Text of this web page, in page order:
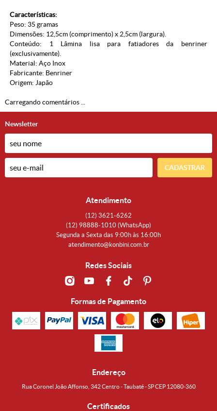
Características:
Peso: 35 gramas
Dimensões: 12,5cm (comprimento) x 2,5cm (largura).
Conteúdo: 1 Lâmina lisa para fatiadores da benriner
(exclusivamente).
Material: Aço Inox
Fabricante: Benriner
Origem: Japão
Carregando comentários ...
Newsletter
CADASTRAR
Atendimento
(12) 3621-6262
(12) 98888-1010 (WhatsApp)
Segunda a Sexta das 9:00h às 16:00h
atendimento@konbini.com.br
Redes Sociais
Formas de Pagamento
Endereço
Rua Coronel João Affonso, 342 Centro - Taubaté - SP CEP 12080-360
Certificados